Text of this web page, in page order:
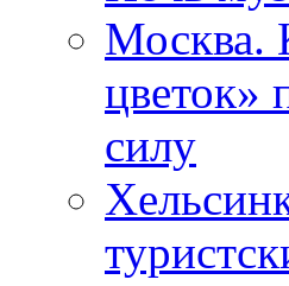
Москва.
цветок»
силу